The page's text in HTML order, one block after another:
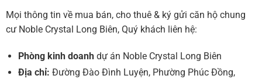
Mọi thông tin về mua bán, cho thuê & ký gửi căn hộ chung
cư Noble Crystal Long Biên, Quý khách liên hệ:
Phòng kinh doanhdự án Noble Crystal Long Biên
Địa chỉ: Đường Đào Đình Luyện, Phường Phúc Đồng,